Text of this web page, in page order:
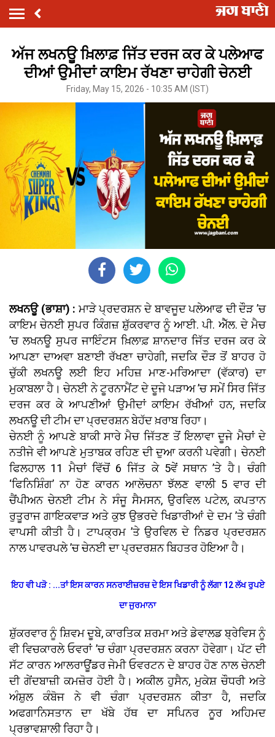
ਅੱਜ ਲਖਨਊ ਖ਼ਿਲਾਫ਼ ਜਿੱਤ ਦਰਜ ਕਰ ਕੇ ਪਲੇਆਫ
ਦੀਆਂ ਉਮੀਦਾਂ ਕਾਇਮ ਰੱਖਣਾ ਚਾਹੇਗੀ ਚੇਨਈ
Friday, May 15, 2026 - 10:35 AM (IST)
ਲਖਨਊ (ਭਾਸ਼ਾ) : ਮਾੜੇ ਪ੍ਰਦਰਸ਼ਨ ਦੇ ਬਾਵਜੂਦ ਪਲੇਆਫ ਦੀ ਦੌੜ ’ਚ
ਕਾਇਮ ਚੇਨਈ ਸੁਪਰ ਕਿੰਗਜ਼ ਸ਼ੁੱਕਰਵਾਰ ਨੂੰ ਆਈ. ਪੀ. ਐੱਲ. ਦੇ ਮੈਚ
’ਚ ਲਖਨਊ ਸੁਪਰ ਜਾਇੰਟਸ ਖ਼ਿਲਾਫ਼ ਸ਼ਾਨਦਾਰ ਜਿੱਤ ਦਰਜ ਕਰ ਕੇ
ਆਪਣਾ ਦਾਅਵਾ ਬਣਾਈ ਰੱਖਣਾ ਚਾਹੇਗੀ, ਜਦਕਿ ਦੌੜ ਤੋਂ ਬਾਹਰ ਹੋ
ਚੁੱਕੀ ਲਖਨਊ ਲਈ ਇਹ ਮਹਿਜ਼ ਮਾਣ-ਮਰਿਆਦਾ (ਵੱਕਾਰ) ਦਾ
ਮੁਕਾਬਲਾ ਹੈ। ਚੇਨਈ ਨੇ ਟੂਰਨਾਮੈਂਟ ਦੇ ਦੂਜੇ ਪੜਾਅ ’ਚ ਸਮੇਂ ਸਿਰ ਜਿੱਤ
ਦਰਜ ਕਰ ਕੇ ਆਪਣੀਆਂ ਉਮੀਦਾਂ ਕਾਇਮ ਰੱਖੀਆਂ ਹਨ, ਜਦਕਿ
ਲਖਨਊ ਦੀ ਟੀਮ ਦਾ ਪ੍ਰਦਰਸ਼ਨ ਬੇਹੱਦ ਖ਼ਰਾਬ ਰਿਹਾ।
ਚੇਨਈ ਨੂੰ ਆਪਣੇ ਬਾਕੀ ਸਾਰੇ ਮੈਚ ਜਿੱਤਣ ਤੋਂ ਇਲਾਵਾ ਦੂਜੇ ਮੈਚਾਂ ਦੇ
ਨਤੀਜੇ ਵੀ ਆਪਣੇ ਮੁਤਾਬਕ ਰਹਿਣ ਦੀ ਦੁਆ ਕਰਨੀ ਪਵੇਗੀ। ਚੇਨਈ
ਫਿਲਹਾਲ 11 ਮੈਚਾਂ ਵਿੱਚੋਂ 6 ਜਿੱਤ ਕੇ 5ਵੇਂ ਸਥਾਨ ’ਤੇ ਹੈ। ਚੰਗੀ
‘ਫਿਨਿਸ਼ਿੰਗ’ ਨਾ ਹੋਣ ਕਾਰਨ ਆਲੋਚਨਾ ਝੱਲਣ ਵਾਲੀ 5 ਵਾਰ ਦੀ
ਚੈਂਪੀਅਨ ਚੇਨਈ ਟੀਮ ਨੇ ਸੰਜੂ ਸੈਮਸਨ, ਉਰਵਿਲ ਪਟੇਲ, ਕਪਤਾਨ
ਰੁਤੂਰਾਜ ਗਾਇਕਵਾੜ ਅਤੇ ਕੁਝ ਉਭਰਦੇ ਖਿਡਾਰੀਆਂ ਦੇ ਦਮ ’ਤੇ ਚੰਗੀ
ਵਾਪਸੀ ਕੀਤੀ ਹੈ। ਟਾਪਕ੍ਰਮ ’ਤੇ ਉਰਵਿਲ ਦੇ ਨਿਡਰ ਪ੍ਰਦਰਸ਼ਨ
ਨਾਲ ਪਾਵਰਪਲੇ ’ਚ ਚੇਨਈ ਦਾ ਪ੍ਰਦਰਸ਼ਨ ਬਿਹਤਰ ਹੋਇਆ ਹੈ।
ਇਹ ਵੀ ਪੜੋ : ...ਤਾਂ ਇਸ ਕਾਰਨ ਸਨਰਾਈਜ਼ਰਜ਼ ਦੇ ਇਸ ਖਿਡਾਰੀ ਨੂੰ ਲੱਗਾ 12 ਲੱਖ ਰੁਪਏ
ਦਾ ਜੁਰਮਾਨਾ
ਸ਼ੁੱਕਰਵਾਰ ਨੂੰ ਸ਼ਿਵਮ ਦੂਬੇ, ਕਾਰਤਿਕ ਸ਼ਰਮਾ ਅਤੇ ਡੇਵਾਲਡ ਬ੍ਰੇਵਿਸ ਨੂੰ
ਵੀ ਵਿਚਕਾਰਲੇ ਓਵਰਾਂ ’ਚ ਚੰਗਾ ਪ੍ਰਦਰਸ਼ਨ ਕਰਨਾ ਹੋਵੇਗਾ। ਪੱਟ ਦੀ
ਸੱਟ ਕਾਰਨ ਆਲਰਾਊਂਡਰ ਜੇਮੀ ਓਵਰਟਨ ਦੇ ਬਾਹਰ ਹੋਣ ਨਾਲ ਚੇਨਈ
ਦੀ ਗੇਂਦਬਾਜ਼ੀ ਕਮਜ਼ੋਰ ਹੋਈ ਹੈ। ਅਕੀਲ ਹੁਸੈਨ, ਮੁਕੇਸ਼ ਚੌਧਰੀ ਅਤੇ
ਅੰਸ਼ੁਲ ਕੰਬੋਜ ਨੇ ਵੀ ਚੰਗਾ ਪ੍ਰਦਰਸ਼ਨ ਕੀਤਾ ਹੈ, ਜਦਕਿ
ਅਫਗਾਨਿਸਤਾਨ ਦਾ ਖੱਬੇ ਹੱਥ ਦਾ ਸਪਿਨਰ ਨੂਰ ਅਹਿਮਦ
ਪ੍ਰਭਾਵਸ਼ਾਲੀ ਰਿਹਾ ਹੈ।